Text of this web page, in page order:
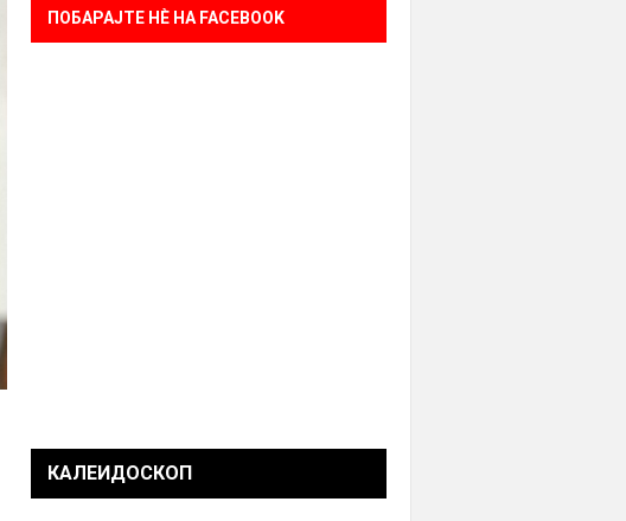
ПОБАРАЈТЕ НÈ НА FACEBOOK
КАЛЕИДОСКОП